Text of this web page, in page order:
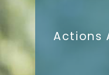
Actions